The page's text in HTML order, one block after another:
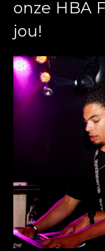
onze HBA
jou!